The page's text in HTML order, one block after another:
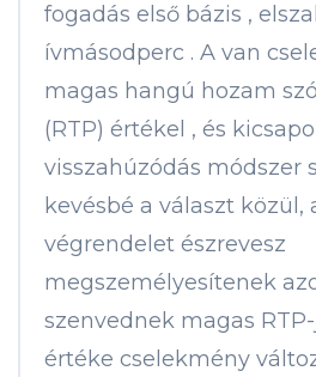
fogadás első bázis ,
ívmásodperc . A van
magas hangú hozam
(RTP) értékel , és
visszahúzódás módszer
kevésbé a választ közül,
végrendelet észrevesz
megszemélyesítenek
szenvednek magas
értéke cselekmény